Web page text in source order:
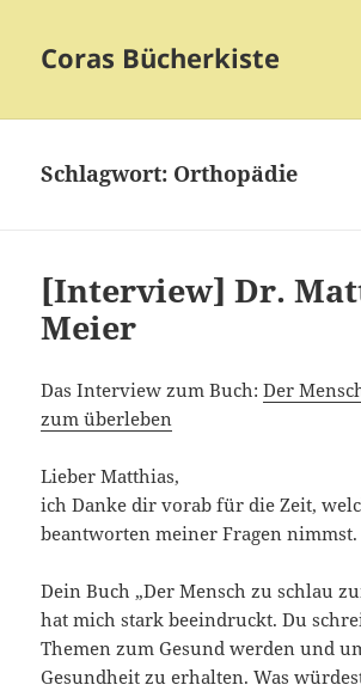
Coras Bücherkiste
Schlagwort: Orthopädie
[Interview] Dr.
Meier
Das Interview zum Buch:Der
zum überleben
Lieber Matthias,
ich Danke dir vorab für die Zeit,
beantworten meiner Fragen nimmst.
Dein Buch „Der Mensch zu schlau
hat mich stark beeindruckt. Du
Themen zum Gesund werden und
Gesundheit zu erhalten. Was